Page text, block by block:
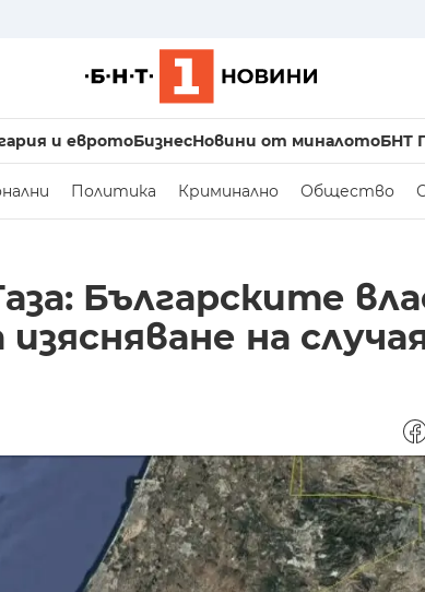
и евротоБизнесНовини от миналотоБНТ
Политика Криминално Общество
Българските
на